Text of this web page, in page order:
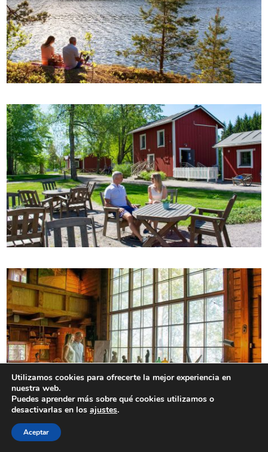
Utilizamos cookies para ofrecerte la mejor experiencia en
nuestra web.
Puedes aprender más sobre qué cookies utilizamos o
desactivarlas en los ajustes.
Aceptar